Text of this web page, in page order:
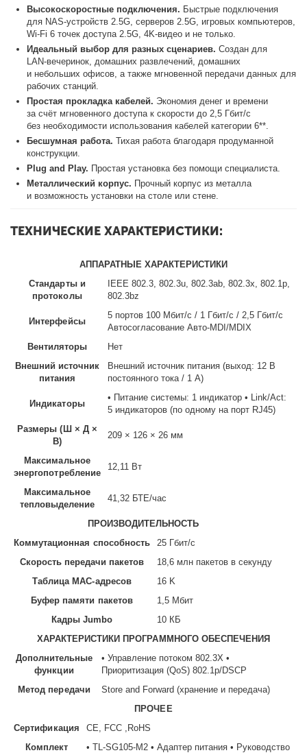
Высокоскоростные подключения. Быстрые подключения
для NAS‑устройств 2.5G, серверов 2.5G, игровых компьютеров,
Wi‑Fi 6 точек доступа 2.5G, 4K‑видео и не только.
Идеальный выбор для разных сценариев. Создан для
LAN‑вечеринок, домашних развлечений, домашних
и небольших офисов, а также мгновенной передачи данных для
рабочих станций.
Простая прокладка кабелей. Экономия денег и времени
за счёт мгновенного доступа к скорости до 2,5 Гбит/с
без необходимости использования кабелей категории 6**.
Бесшумная работа. Тихая работа благодаря продуманной
конструкции.
Plug and Play. Простая установка без помощи специалиста.
Металлический корпус. Прочный корпус из металла
и возможность установки на столе или стене.
ТЕХНИЧЕСКИЕ ХАРАКТЕРИСТИКИ:
АППАРАТНЫЕ ХАРАКТЕРИСТИКИ
Стандарты и
протоколы
IEEE 802.3, 802.3u, 802.3ab, 802.3x, 802.1p,
802.3bz
Интерфейсы
5 портов 100 Мбит/с / 1 Гбит/с / 2,5 Гбит/с
Автосогласование Авто-MDI/MDIX
Вентиляторы
Нет
Внешний источник
питания
Внешний источник питания (выход: 12 В
постоянного тока / 1 А)
Индикаторы
• Питание системы: 1 индикатор • Link/Act:
5 индикаторов (по одному на порт RJ45)
Размеры (Ш × Д ×
В)
209 × 126 × 26 мм
Максимальное
энергопотребление
12,11 Вт
Максимальное
тепловыделение
41,32 БТЕ/час
ПРОИЗВОДИТЕЛЬНОСТЬ
Коммутационная способность
25 Гбит/с
Скорость передачи пакетов
18,6 млн пакетов в секунду
Таблица МАС-адресов
16 K
Буфер памяти пакетов
1,5 Мбит
Кадры Jumbo
10 КБ
ХАРАКТЕРИСТИКИ ПРОГРАММНОГО ОБЕСПЕЧЕНИЯ
Дополнительные
функции
• Управление потоком 802.3X •
Приоритизация (QoS) 802.1p/DSCP
Метод передачи
Store and Forward (хранение и передача)
ПРОЧЕЕ
Сертификация
CE, FCC ,RoHS
Комплект
• TL-SG105-M2 • Адаптер питания • Руководство